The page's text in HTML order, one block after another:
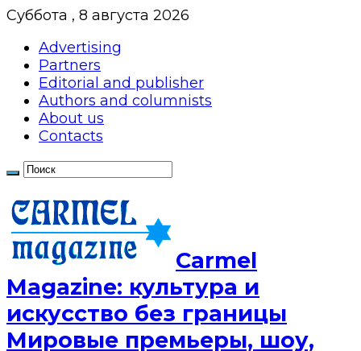
Суббота , 8 августа 2026
Advertising
Partners
Editorial and publisher
Authors and columnists
About us
Contacts
Сarmel
Magazine: культура и
искусство без границы
Мировые премьеры, шоу,